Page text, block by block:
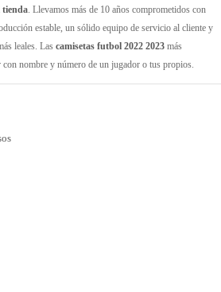
tienda. Llevamos más de 10 años comprometidos con
estable, un sólido equipo de servicio al cliente y
leales. Las camisetas futbol 2022 2023 más
nombre y número de un jugador o tus propios.
mejor calidad Thai AAA en toda la web. Tenemos
tus necesidades de
una experiencia de compra diferente.